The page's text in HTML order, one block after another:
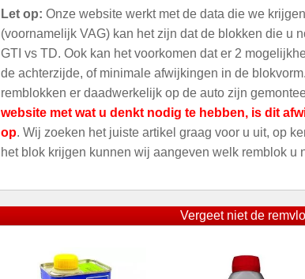
Let op: Onze website werkt met de data die we
(voornamelijk VAG) kan het zijn dat de blokken die u
GTI vs TD. Ook kan het voorkomen dat er 2
de achterzijde, of minimale afwijkingen in de
remblokken er daadwerkelijk op de auto zijn
website met wat u denkt nodig te hebben, is dit
op. Wij zoeken het juiste artikel graag voor u uit, op
het blok krijgen kunnen wij aangeven welk remblok u
Vergeet niet de